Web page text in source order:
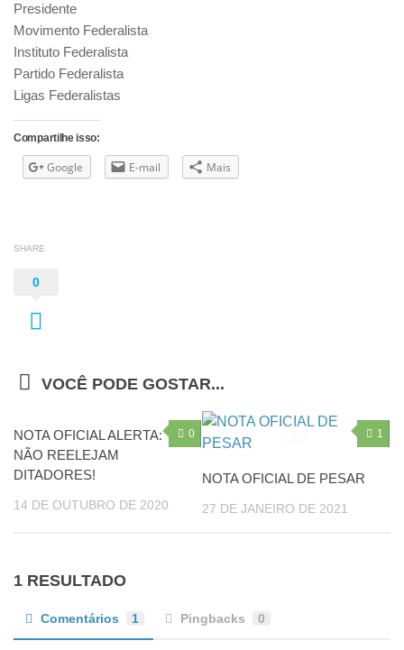
Presidente
Movimento Federalista
Instituto Federalista
Partido Federalista
Ligas Federalistas
Compartilhe isso:
Google E-mail Mais
SHARE
0
VOCÊ PODE GOSTAR...
0
NOTA OFICIAL ALERTA:
NÃO REELEJAM
DITADORES!
14 DE OUTUBRO DE 2020
1
NOTA OFICIAL DE PESAR
27 DE JANEIRO DE 2021
1 RESULTADO
Comentários 1 Pingbacks 0